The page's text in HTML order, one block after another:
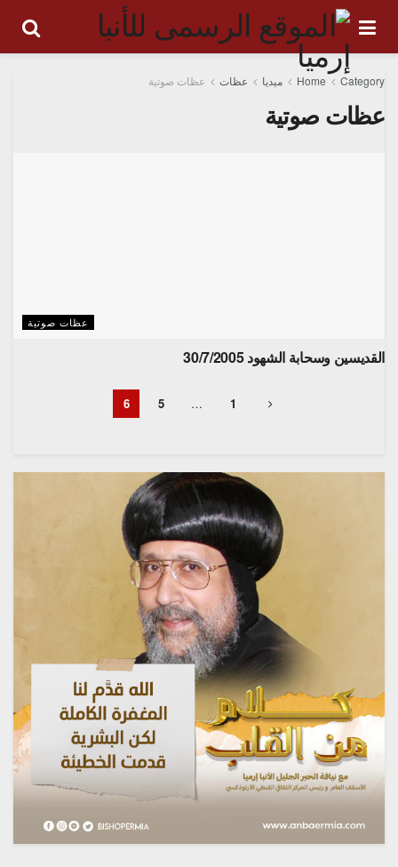
Home Category ميديا عظات عظات صوتية
عظات صوتية
عظات صوتية
القديسين وسحابة الشهود 30/7/2005
1
…
5
6